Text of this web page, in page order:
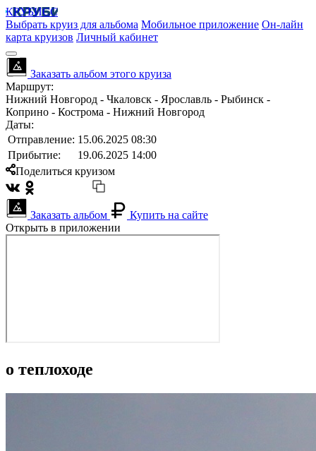
КРУБИСС
Выбрать круиз для альбома Мобильное приложение Он-лайн
карта круизов Личный кабинет
Заказать альбом этого круиза
Маршрут:
Нижний Новгород - Чкаловск - Ярославль - Рыбинск -
Коприно - Кострома - Нижний Новгород
Даты:
Отправление: 15.06.2025 08:30
Прибытие:
19.06.2025 14:00
Поделиться круизом
Заказать альбом
Купить на сайте
Открыть в приложении
о теплоходе